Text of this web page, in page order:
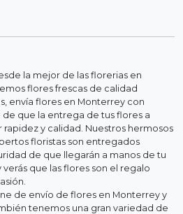
la mejor de las florerias en
flores frescas de calidad
envía flores en Monterrey con
que la entrega de tus flores a
y calidad. Nuestros hermosos
floristas son entregados
de que llegarán a manos de tu
que las flores son el regalo
de envío de flores en Monterrey y
tenemos una gran variedad de